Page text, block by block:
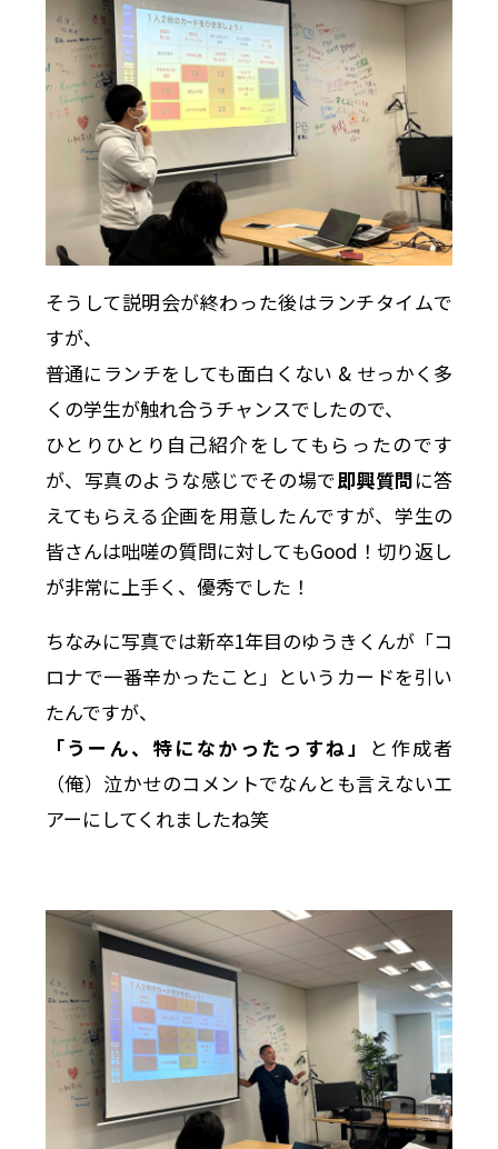
そうして説明会が終わった後はランチタイムで
すが、
普通にランチをしても面白くない & せっかく多
くの学生が触れ合うチャンスでしたので、
ひとりひとり自己紹介をしてもらったのです
が、写真のような感じでその場で即興質問に答
えてもらえる企画を用意したんですが、学生の
皆さんは咄嗟の質問に対してもGood！切り返し
が非常に上手く、優秀でした！
ちなみに写真では新卒1年目のゆうきくんが「コ
ロナで一番辛かったこと」というカードを引い
たんですが、
「うーん、特になかったっすね」
と作成者
（俺）泣かせのコメントでなんとも言えないエ
アーにしてくれましたね笑